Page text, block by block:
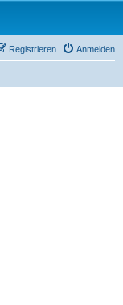
Anmelden
Registrieren